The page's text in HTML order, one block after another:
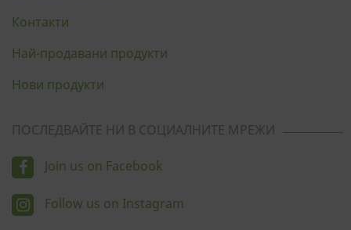
Контакти
Най-продавани продукти
Нови продукти
ПОСЛЕДВАЙТЕ НИ В СОЦИАЛНИТЕ МРЕЖИ
Join us on Facebook
Follow us on Instagram